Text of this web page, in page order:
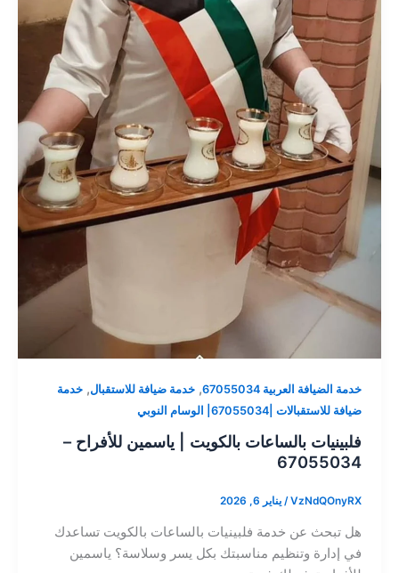
خدمة الضيافة العربية 67055034 , خدمة ضيافة للاستقبال, خدمة
ضيافة للاستقبالات |67055034| الوسام النوبي
فلبينيات بالساعات بالكويت | ياسمين للأفراح –
67055034
VzNdQOnyRX
/ يناير 6, 2026
هل تبحث عن خدمة فلبينيات بالساعات بالكويت تساعدك
في إدارة وتنظيم مناسبتك بكل يسر وسلاسة؟ ياسمين